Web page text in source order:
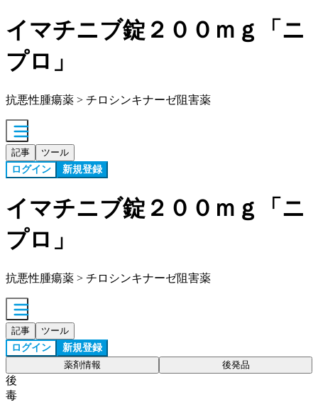
イマチニブ錠２００ｍｇ「ニ
プロ」
抗悪性腫瘍薬 > チロシンキナーゼ阻害薬
記事 ツール
ログイン 新規登録
イマチニブ錠２００ｍｇ「ニ
プロ」
抗悪性腫瘍薬 > チロシンキナーゼ阻害薬
記事 ツール
ログイン 新規登録
薬剤情報 後発品
後
毒